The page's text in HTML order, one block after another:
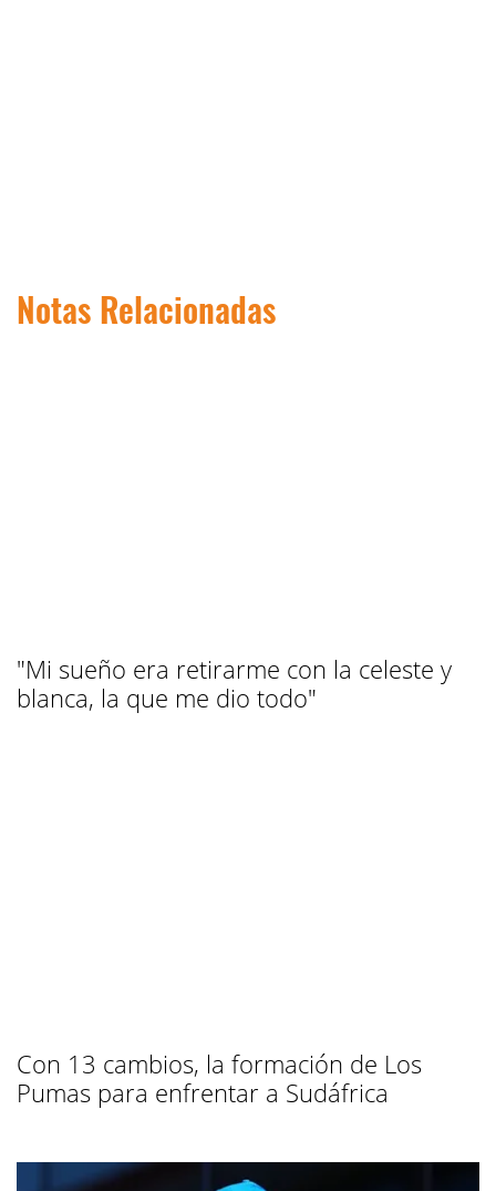
Notas Relacionadas
"Mi sueño era retirarme con la celeste y
blanca, la que me dio todo"
Con 13 cambios, la formación de Los
Pumas para enfrentar a Sudáfrica